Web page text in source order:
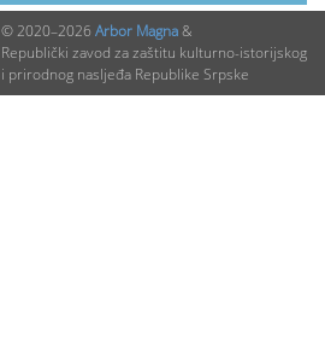
© 2020–2026 Arbor Magna&
Republički zavod za zaštitu kulturno-istorijskog
i prirodnog nasljeđa Republike Srpske